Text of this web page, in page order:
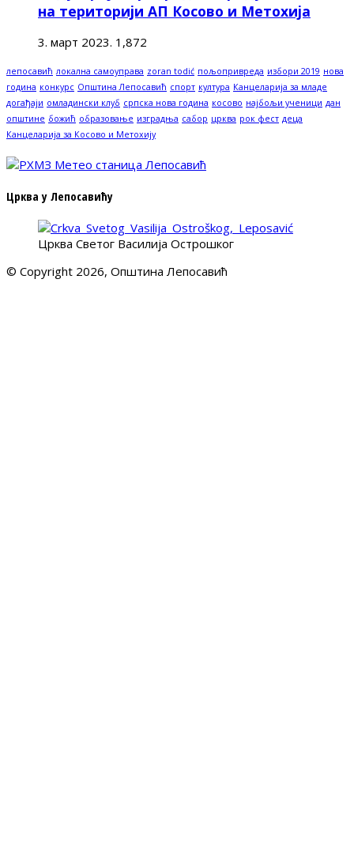
на територији АП Косово и Метохија
3. март 2023. 1,872
лепосавић локална самоуправа zoran todić пољопривреда избори 2019 нова
година конкурс Општина Лепосавић спорт култура Канцеларија за младе
догађаји омладински клуб српска нова година косово најбољи ученици дан
општине божић образовање изградња сабор црква рок фест деца
Канцеларија за Косово и Метохију
Црква у Лепосавићу
Црква Светог Василија Острошког
© Copyright 2026, Општина Лепосавић